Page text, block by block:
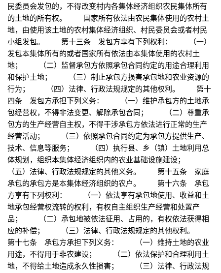
民委员会发包的，不得改变村内各集体经济组织农民集体所有
的土地的所有权。 国家所有依法由农民集体使用的农村土
地，由使用该土地的农村集体经济组织、村民委员会或者村民
小组发包。 第十三条 发包方享有下列权利： （一）
发包本集体所有的或者国家所有依法由本集体使用的农村土
地； （二）监督承包方依照承包合同约定的用途合理利用
和保护土地； （三）制止承包方损害承包地和农业资源的
行为； （四）法律、行政法规规定的其他权利。 第十
四条 发包方承担下列义务： （一）维护承包方的土地承
包经营权，不得非法变更、解除承包合同； （二）尊重承
包方的生产经营自主权，不得干涉承包方依法进行正常的生产
经营活动； （三）依照承包合同约定为承包方提供生产、
技术、信息等服务； （四）执行县、乡（镇）土地利用总
体规划，组织本集体经济组织内的农业基础设施建设；
（五）法律、行政法规规定的其他义务。 第十五条 家庭
承包的承包方是本集体经济组织的农户。 第十六条 承包
方享有下列权利： （一）依法享有承包地使用、收益和土
地承包经营权流转的权利，有权自主组织生产经营和处置产
品； （二）承包地被依法征用、占用的，有权依法获得相
应的补偿； （三）法律、行政法规规定的其他权利。
第十七条 承包方承担下列义务： （一）维持土地的农业
用途，不得用于非农建设； （二）依法保护和合理利用土
地，不得给土地造成永久性损害； （三）法律、行政法规